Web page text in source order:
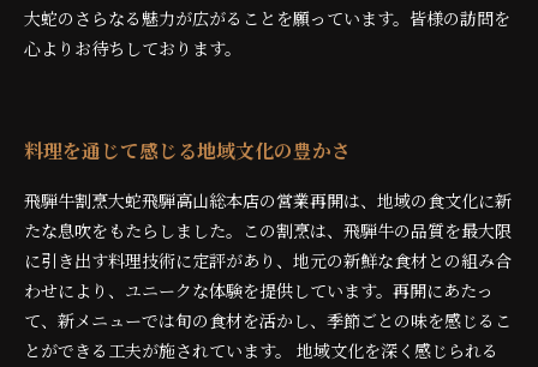
大蛇のさらなる魅力が広がることを願っています。皆様の訪問を
心よりお待ちしております。
料理を通じて感じる地域文化の豊かさ
飛騨牛割烹大蛇飛騨高山総本店の営業再開は、地域の食文化に新
たな息吹をもたらしました。この割烹は、飛騨牛の品質を最大限
に引き出す料理技術に定評があり、地元の新鮮な食材との組み合
わせにより、ユニークな体験を提供しています。再開にあたっ
て、新メニューでは旬の食材を活かし、季節ごとの味を感じるこ
とができる工夫が施されています。 地域文化を深く感じられる